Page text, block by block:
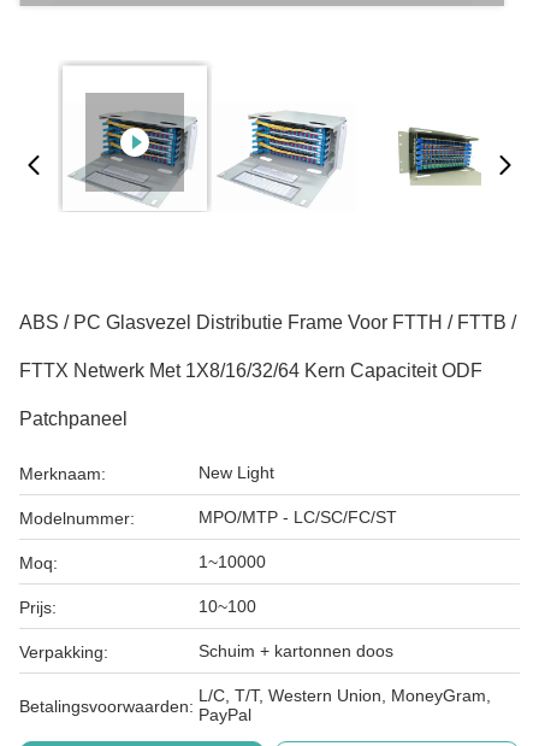
ABS / PC Glasvezel Distributie Frame Voor FTTH / FTTB /
FTTX Netwerk Met 1X8/16/32/64 Kern Capaciteit ODF
Patchpaneel
Merknaam: New Light
Modelnummer: MPO/MTP - LC/SC/FC/ST
Moq: 1~10000
Prijs: 10~100
Verpakking: Schuim + kartonnen doos
Betalingsvoorwaarden:
L/C, T/T, Western Union, MoneyGram,
PayPal